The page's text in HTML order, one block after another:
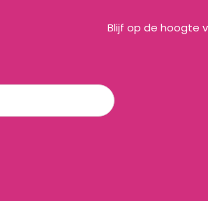
Blijf op de hoogte